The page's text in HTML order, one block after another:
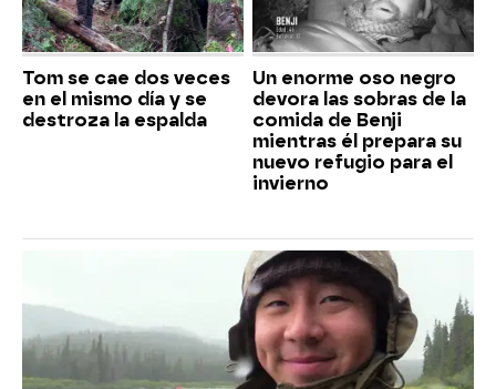
Tom se cae dos veces
en el mismo día y se
destroza la espalda
Un enorme oso negro
devora las sobras de la
comida de Benji
mientras él prepara su
nuevo refugio para el
invierno